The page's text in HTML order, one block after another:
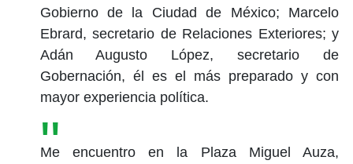
Gobierno de la Ciudad de México; Marcelo
Ebrard, secretario de Relaciones Exteriores; y
Adán Augusto López, secretario de
Gobernación, él es el más preparado y con
mayor experiencia política.
Me encuentro en la Plaza Miguel Auza,